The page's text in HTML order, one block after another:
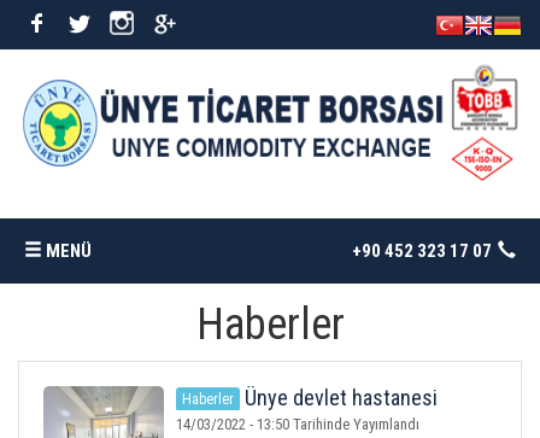
MENÜ +90 452 323 17 07
BORSAMIZ
Haberler
Haberler
Ünye devlet hastanesi
Başhekimi yardımcısına ziyaret
14/03/2022 - 13:50 Tarihinde Yayımlandı